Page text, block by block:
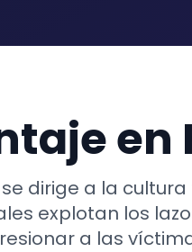
dirige a la
explotan los
a las